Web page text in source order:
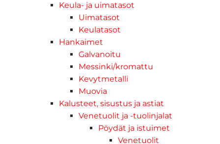
Keula- ja uimatasot
Uimatasot
Keulatasot
Hankaimet
Galvanoitu
Messinki/kromattu
Kevytmetalli
Muovia
Kalusteet, sisustus ja astiat
Venetuolit ja -tuolinjalat
Pöydät ja istuimet
Venetuolit